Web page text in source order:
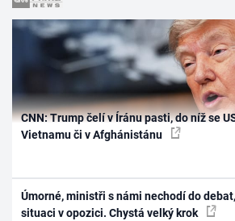
CNN: Trump čelí v Íránu pasti, do níž se
Vietnamu či v Afghánistánu
Úmorné, ministři s námi nechodí do
situaci v opozici. Chystá velký krok